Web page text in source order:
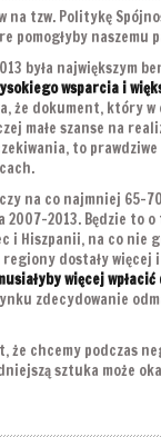
na tzw. Politykę
pomogłyby naszemu
była największym
wsparcia i
że dokument, który
małe szanse na
to
na co najmniej 65-
2013. Będzie to
i Hiszpanii, na co nie
regiony dostały
więcej
zdecydowanie
że chcemy podczas
sztuka może